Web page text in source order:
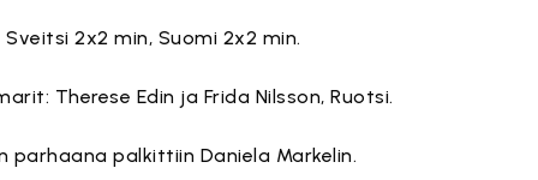
2x2 min, Suomi 2x2 min.
Therese Edin ja Frida Nilsson, Ruotsi.
parhaana palkittiin Daniela Markelin.